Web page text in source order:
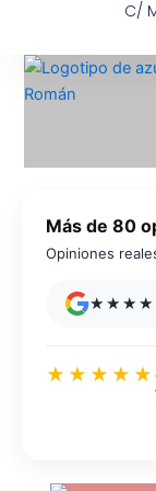
contenido
C/
Más de 80
Opiniones
★★★★★